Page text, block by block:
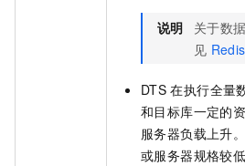
说明
关于数
见 Redis
DTS 在执行全量
和目标库一定的
服务器负载上升
或服务器规格较